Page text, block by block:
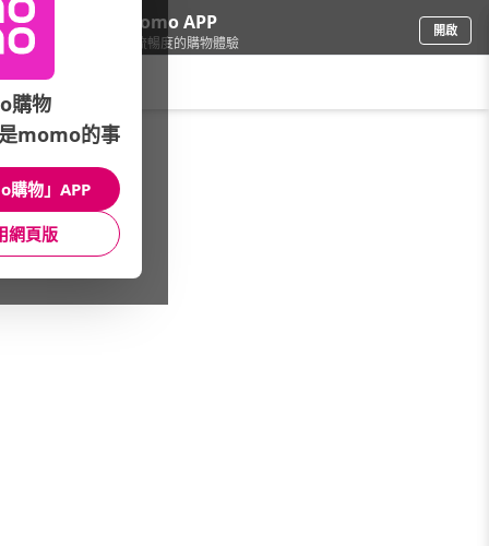
下載momo APP
給你3倍流暢度的購物體驗
開啟
票券/美食餐券/精選大牌
館長推薦 月銷量
購物
momo的事
購物」APP
網頁版